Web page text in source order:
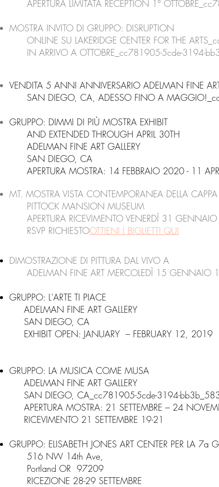
APERTURA LIMITATA RECEPTION 1°
MOSTRA INVITO DI GRUPPO: DISRUPTION
ONLINE SU LAKERIDGE CENTER FOR THE
IN ARRIVO A OTTOBRE_cc781905-5cde-3194-
VENDITA 5 ANNI ANNIVERSARIO ADELMAN FINE
SAN DIEGO, CA, ADESSO FINO A
GRUPPO: DIMMI DI PIÙ MOSTRA EXHIBIT
AND EXTENDED THROUGH APRIL 30TH​
ADELMAN FINE ART GALLERY
SAN DIEGO, CA
APERTURA MOSTRA: 14 FEBBRAIO 2020 - 11
MT. MOSTRA VISTA CONTEMPORANEA DELLA CAPPA
PITTOCK MANSION MUSEUM
APERTURA RICEVIMENTO VENERDÌ 31
RSVP RICHIESTOOTTIENI I BIGLIETTI QUI
DIMOSTRAZIONE DI PITTURA DAL VIVO A
ADELMAN FINE ART MERCOLEDÌ 15 GENNAIO
GRUPPO: L'ARTE TI PIACE
ADELMAN FINE ART GALLERY
SAN DIEGO, CA
EXHIBIT OPEN: JANUARY – FEBRUARY 12, 2019
GRUPPO: LA MUSICA COME MUSA
ADELMAN FINE ART GALLERY
SAN DIEGO, CA_cc781905-5cde-3194-
APERTURA MOSTRA: 21 SETTEMBRE – 24
RICEVIMENTO 21 SETTEMBRE 19-21
GRUPPO: ELISABETH JONES ART CENTER PER LA 7a
516 NW 14th Ave,
Portland OR 97209
RICEZIONE 28-29 SETTEMBRE